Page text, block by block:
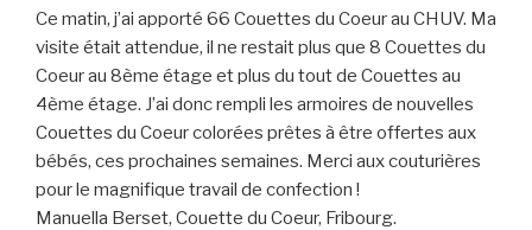
Ce matin, j’ai apporté 66 Couettes du Coeur au CHUV. Ma
visite était attendue, il ne restait plus que 8 Couettes du
Coeur au 8ème étage et plus du tout de Couettes au
4ème étage. J’ai donc rempli les armoires de nouvelles
Couettes du Coeur colorées prêtes à être offertes aux
bébés, ces prochaines semaines. Merci aux couturières
pour le magnifique travail de confection !
Manuella Berset, Couette du Coeur, Fribourg.